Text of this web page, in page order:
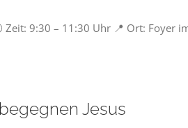
9:30 – 11:30 Uhr 📍 Ort: Foyer
Jesus